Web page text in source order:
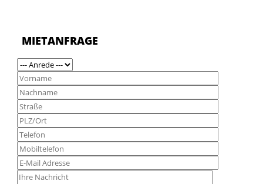
MIETANFRAGE